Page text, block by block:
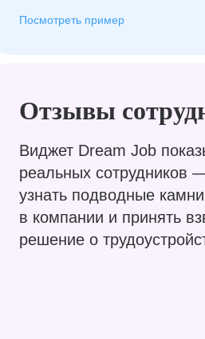
Отзывы
Виджет Dream Job
реальных сотрудников
узнать подводные
в компании и принять
решение о
Посмотреть пример